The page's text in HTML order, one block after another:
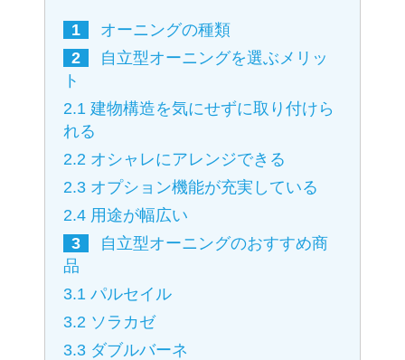
1
オーニングの種類
2
自立型オーニングを選ぶメリッ
ト
2.1 建物構造を気にせずに取り付けら
れる
2.2 オシャレにアレンジできる
2.3オプション機能が充実している
2.4用途が幅広い
3
自立型オーニングのおすすめ商
品
3.1 パルセイル
3.2 ソラカゼ
3.3ダブルバーネ